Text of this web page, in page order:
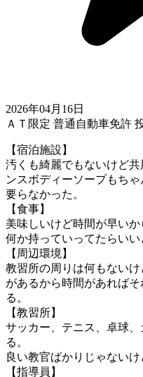
2026年04月16日
ＡＴ限定 普通自動車免許
【宿泊施設】
汚くも綺麗でもないけど
ンスボディーソープもち
要らなかった。
【食事】
美味しいけど時間が早いか
何か持っていってたらいい
【周辺環境】
教習所の周りは何もない
があるから時間があれば
る。
【教習所】
サッカー、テニス、卓球
る。
良い教官ばかりじゃない
【指導員】